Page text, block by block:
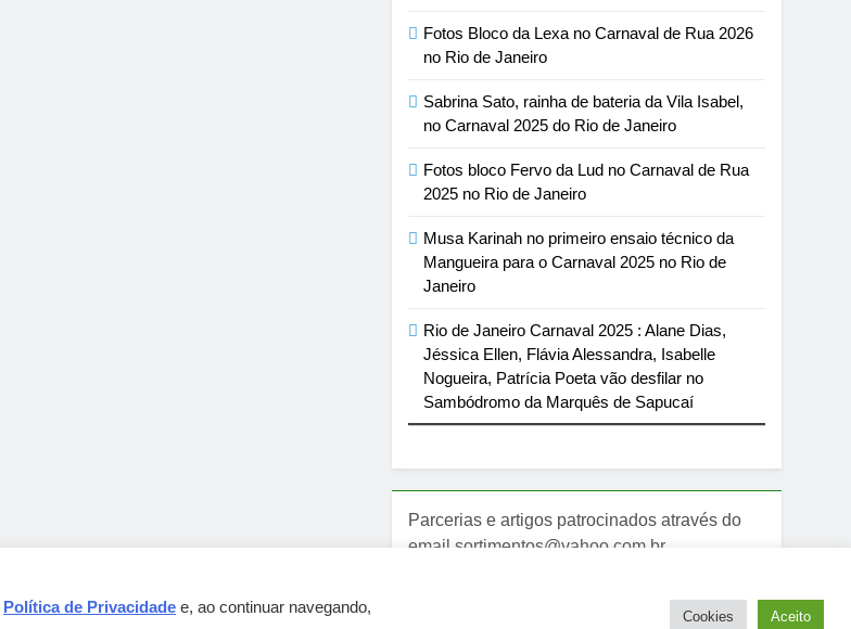
Fotos Bloco da Lexa no Carnaval de Rua 2026
no Rio de Janeiro
Sabrina Sato, rainha de bateria da Vila Isabel,
no Carnaval 2025 do Rio de Janeiro
Fotos bloco Fervo da Lud no Carnaval de Rua
2025 no Rio de Janeiro
Musa Karinah no primeiro ensaio técnico da
Mangueira para o Carnaval 2025 no Rio de
Janeiro
Rio de Janeiro Carnaval 2025 : Alane Dias,
Jéssica Ellen, Flávia Alessandra, Isabelle
Nogueira, Patrícia Poeta vão desfilar no
Sambódromo da Marquês de Sapucaí
Parcerias e artigos patrocinados através do
email sortimentos@yahoo.com.br
Gebbeg Powered ByBlazeThemes
Política de Privacidade e, ao continuar navegando,
Cookies Aceito